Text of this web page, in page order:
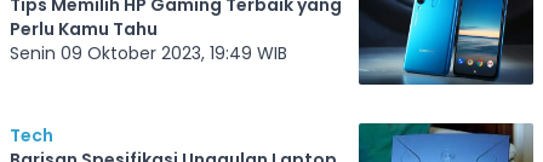
Perlu Kamu Tahu
Senin 09 Oktober 2023, 19:49 WIB
Tech